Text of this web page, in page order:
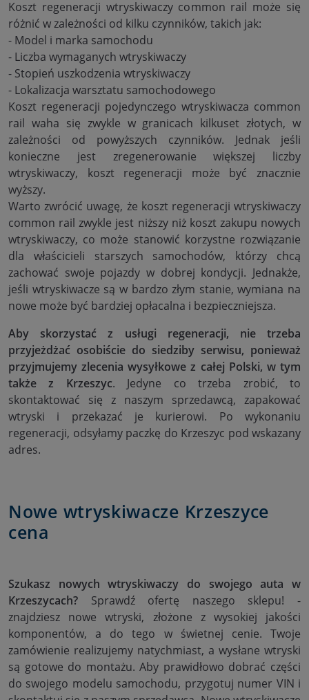
Koszt regeneracji wtryskiwaczy common rail może się
różnić w zależności od kilku czynników, takich jak:
- Model i marka samochodu
- Liczba wymaganych wtryskiwaczy
- Stopień uszkodzenia wtryskiwaczy
- Lokalizacja warsztatu samochodowego
Koszt regeneracji pojedynczego wtryskiwacza common
rail waha się zwykle w granicach kilkuset złotych, w
zależności od powyższych czynników. Jednak jeśli
konieczne jest zregenerowanie większej liczby
wtryskiwaczy, koszt regeneracji może być znacznie
wyższy.
Warto zwrócić uwagę, że koszt regeneracji wtryskiwaczy
common rail zwykle jest niższy niż koszt zakupu nowych
wtryskiwaczy, co może stanowić korzystne rozwiązanie
dla właścicieli starszych samochodów, którzy chcą
zachować swoje pojazdy w dobrej kondycji. Jednakże,
jeśli wtryskiwacze są w bardzo złym stanie, wymiana na
nowe może być bardziej opłacalna i bezpieczniejsza.
Aby skorzystać z usługi regeneracji, nie trzeba
przyjeżdżać osobiście do siedziby serwisu, ponieważ
przyjmujemy zlecenia wysyłkowe z całej Polski, w tym
także z Krzeszyc. Jedyne co trzeba zrobić, to
skontaktować się z naszym sprzedawcą, zapakować
wtryski i przekazać je kurierowi. Po wykonaniu
regeneracji, odsyłamy paczkę do Krzeszyc pod wskazany
adres.
Nowe wtryskiwacze Krzeszyce
cena
Szukasz nowych wtryskiwaczy do swojego auta w
Krzeszycach? Sprawdź ofertę naszego sklepu! -
znajdziesz nowe wtryski, złożone z wysokiej jakości
komponentów, a do tego w świetnej cenie. Twoje
zamówienie realizujemy natychmiast, a wysłane wtryski
są gotowe do montażu. Aby prawidłowo dobrać części
do swojego modelu samochodu, przygotuj numer VIN i